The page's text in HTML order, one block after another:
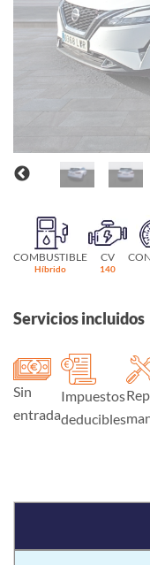
COMBUSTIBLE
Híbrido
CV
140
Servicios incluidos
Sin
entrada
Impuestos
deducibles